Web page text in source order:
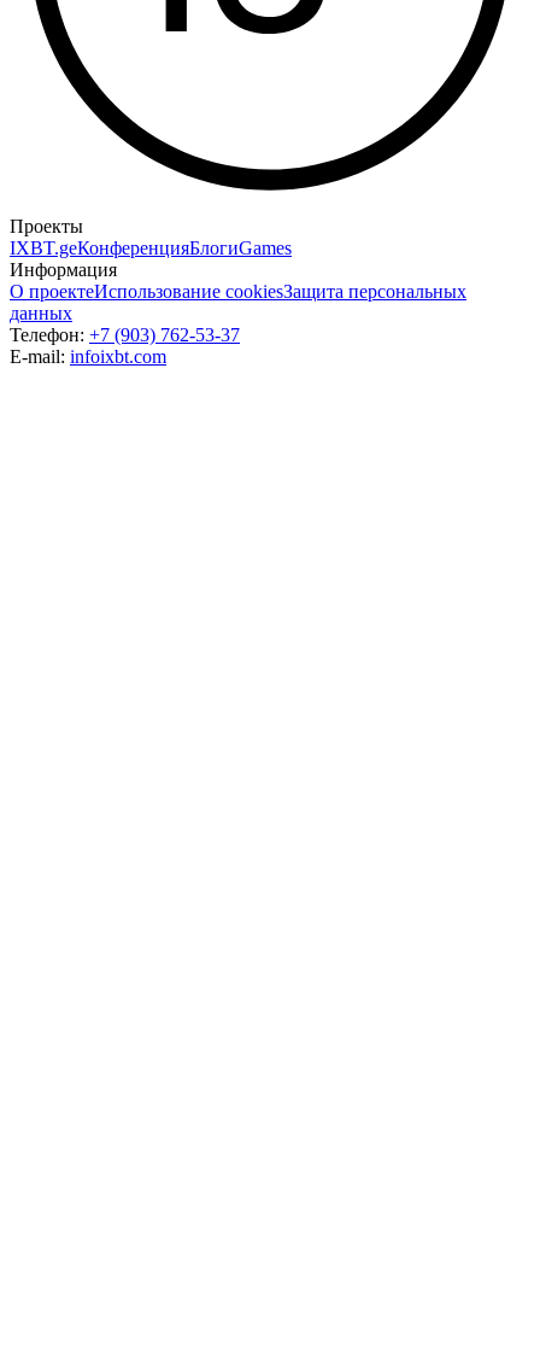
Проекты
IXBT.geКонференцияБлогиGames
Информация
О проектеИспользование cookiesЗащита персональных
данных
Телефон: +7 (903) 762-53-37
E-mail: infoixbt.com